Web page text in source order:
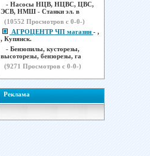
- Насосы НЦВ, НЦВС, ЦВС,
ЭСВ, НМШ - Станки эл. в
(10552 Просмотров с 0-0-)
АГРОЦЕНТР ЧП магазин - ,
, Купянск.
- Бензопилы, кусторезы,
высоторезы, бензорезы, га
(9271 Просмотров с 0-0-)
Реклама